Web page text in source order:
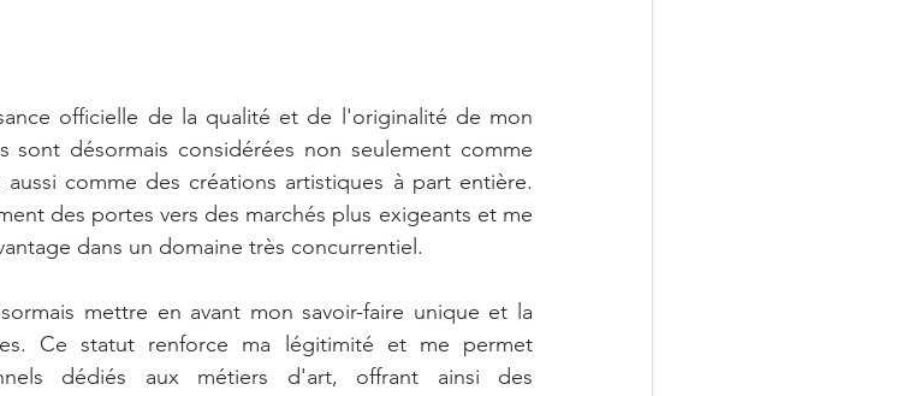
officielle de la qualité et de l'originalité de mon
sont désormais considérées non seulement comme
comme des créations artistiques à part entière.
des portes vers des marchés plus exigeants et me
dans un domaine très concurrentiel.
mettre en avant mon savoir-faire unique et la
Ce statut renforce ma légitimité et me permet
dédiés aux métiers d'art, offrant ainsi des